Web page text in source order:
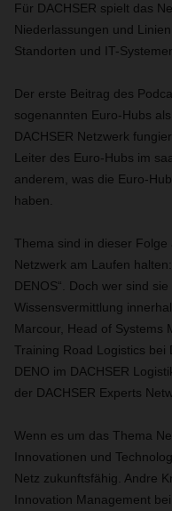
Für DACHSER spielt das
Niederlassungen und
Standorten und IT-
Der erste Beitrag des
sogenannten Euro-Hubs
DACHSER Netzwerk
Leiter des Euro-Hubs im
anderem, was die Euro-
haben.
Thema sind in dieser
Netzwerk am Laufen
DENOS“. Doch wer sind
Wissensvermittlung
Marcour, Head of Systems
Training Road Logistics bei
DENO im DACHSER
der DACHSER Experts
Wenn es um das Thema
Innovationen und
Netz zukunftsfähig. Andre
Innovation Management